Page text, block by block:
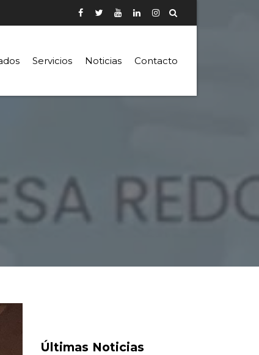
Servicios Noticias Contacto
Últimas Noticias